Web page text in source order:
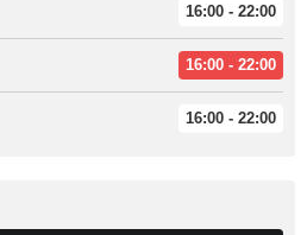
16:00 - 22:00
16:00 - 22:00
16:00 - 22:00